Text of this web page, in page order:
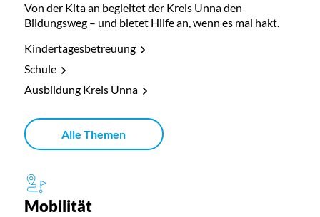
Von der Kita an begleitet der Kreis Unna den
Bildungsweg – und bietet Hilfe an, wenn es mal hakt.
Kindertagesbetreuung
Schule
Ausbildung Kreis Unna
Alle Themen
Mobilität